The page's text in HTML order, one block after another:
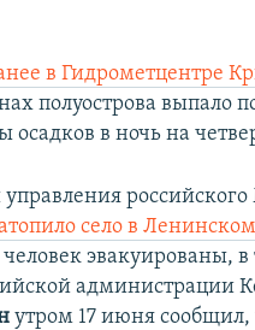
в Гидрометцентре
полуострова выпало
в ночь на
село в
эвакуированы, в
администрации
утром 17 июня сообщил,